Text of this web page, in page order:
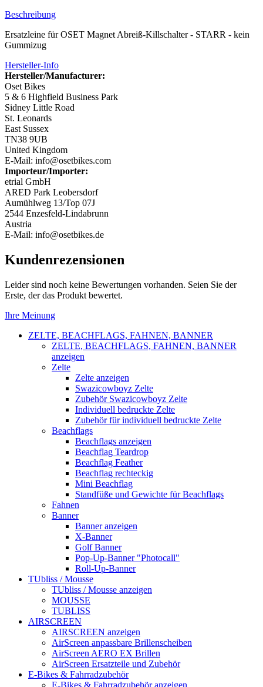
Beschreibung
Ersatzleine für OSET Magnet Abreiß-Killschalter - STARR - kein
Gummizug
Hersteller-Info
Hersteller/Manufacturer:
Oset Bikes
5 & 6 Highfield Business Park
Sidney Little Road
St. Leonards
East Sussex
TN38 9UB
United Kingdom
E-Mail: info@osetbikes.com
Importeur/Importer:
etrial GmbH
ARED Park Leobersdorf
Aumühlweg 13/Top 07J
2544 Enzesfeld-Lindabrunn
Austria
E-Mail: info@osetbikes.de
Kundenrezensionen
Leider sind noch keine Bewertungen vorhanden. Seien Sie der
Erste, der das Produkt bewertet.
Ihre Meinung
ZELTE, BEACHFLAGS, FAHNEN, BANNER
ZELTE, BEACHFLAGS, FAHNEN, BANNER
anzeigen
Zelte
Zelte anzeigen
Swazicowboyz Zelte
Zubehör Swazicowboyz Zelte
Individuell bedruckte Zelte
Zubehör für individuell bedruckte Zelte
Beachflags
Beachflags anzeigen
Beachflag Teardrop
Beachflag Feather
Beachflag rechteckig
Mini Beachflag
Standfüße und Gewichte für Beachflags
Fahnen
Banner
Banner anzeigen
X-Banner
Golf Banner
Pop-Up-Banner "Photocall"
Roll-Up-Banner
TUbliss / Mousse
TUbliss / Mousse anzeigen
MOUSSE
TUBLISS
AIRSCREEN
AIRSCREEN anzeigen
AirScreen anpassbare Brillenscheiben
AirScreen AERO EX Brillen
AirScreen Ersatzteile und Zubehör
E-Bikes & Fahrradzubehör
E-Bikes & Fahrradzubehör anzeigen